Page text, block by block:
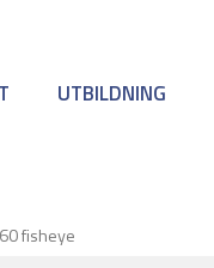
UTBILDNING
fisheye